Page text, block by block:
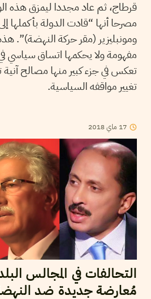
مصرحا أنها “قادت الدولة بأكملها
ومونبليزير (مقر حركة النهضة)”.
مفهومة ولا يحكمها اتساق سياسي
تعكس في جزء كبير منها مصالح
تغيير مواقفه السياسية.
17 ماي2018
التحالفات في المجالس
مُعارضة جديدة ضد